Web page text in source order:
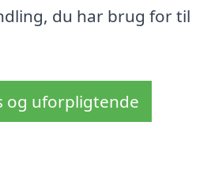
du har brug for til
og uforpligtende